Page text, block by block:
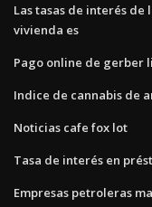
Las tasas de interés de
vivienda es
Pago online de gerber
Indice de cannabis de
Noticias cafe fox lot
Tasa de interés en
Empresas petroleras